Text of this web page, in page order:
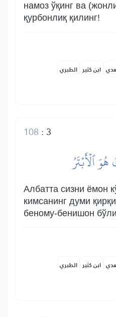
намоз ўқинг ва
қурбонлиқ қилинг!
ابن كثير الطبري
3
:
108
ٱلۡأَبۡتَرُ
Албатта сизни ёмон
кимсанинг думи
беному-бенишон
ابن كثير الطبري